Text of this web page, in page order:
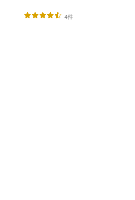
4件